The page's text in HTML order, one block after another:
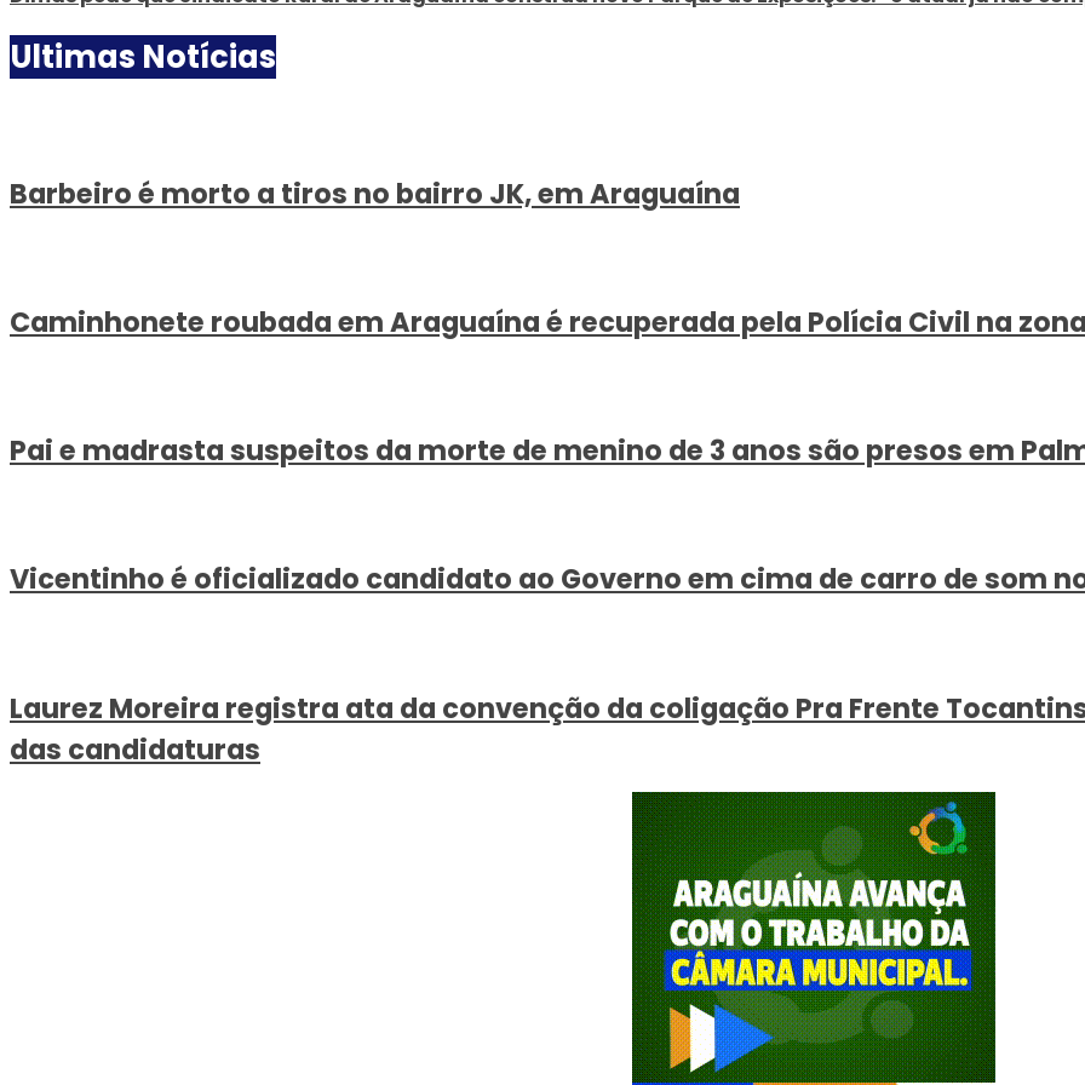
Ultimas Notícias
Barbeiro é morto a tiros no bairro JK, em Araguaína
Caminhonete roubada em Araguaína é recuperada pela Polícia Civil na
Pai e madrasta suspeitos da morte de menino de 3 anos são presos em
Vicentinho é oficializado candidato ao Governo em cima de carro de som
Laurez Moreira registra ata da convenção da coligação Pra Frente
das candidaturas